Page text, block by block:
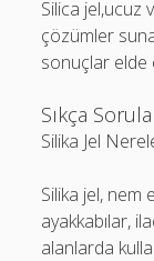
Silica jel,ucuz
çözümler
sonuçlar elde
Sıkça
Silika Jel
Silika jel, nem
ayakkabılar,
alanlarda